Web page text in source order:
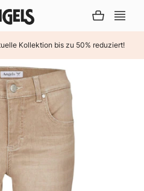
Kollektion bis zu 50% reduziert!